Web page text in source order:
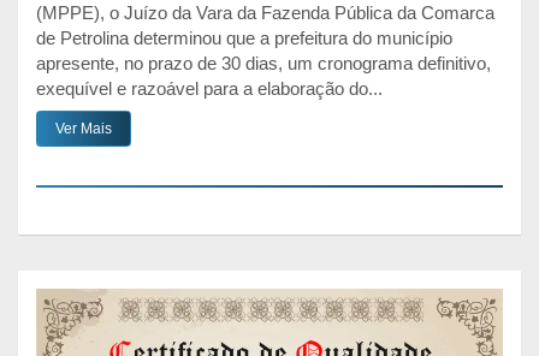
(MPPE), o Juízo da Vara da Fazenda Pública da Comarca
de Petrolina determinou que a prefeitura do município
apresente, no prazo de 30 dias, um cronograma definitivo,
exequível e razoável para a elaboração do...
Ver Mais